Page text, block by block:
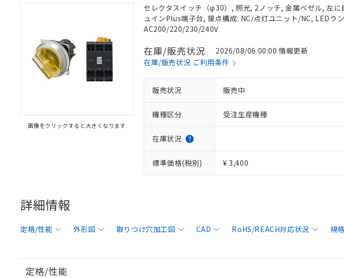
画像をクリックすると大きくなります
セレクタスイッチ（φ30）, 照光, 2ノッチ, 金属ベゼル, 左
ュインPlus端子台, 接点構成: NC/点灯ユニット/NC, LEDラ
AC200/220/230/240V
在庫/販売状況
2026/08/06 00:00 情報更新
在庫/販売状況 ご利用条件
販売状況 販売中
機種区分 受注生産機種
在庫状況
標準価格(税別) ¥ 3,400
詳細情報
定格/性能 外形図 取りつけ穴加工図 CAD RoHS/REACH対応状況 規
定格/性能